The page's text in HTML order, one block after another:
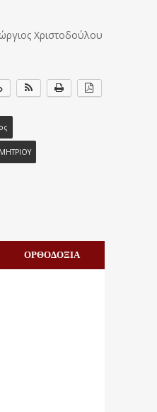
Χριστοδούλου
ΟΡΘΟΔΟΞΙΑ